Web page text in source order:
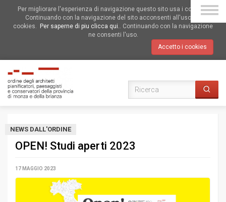
Per migliorare l'esperienza di navigazione questo sito usa i cookies.
Continuando con la navigazione del sito acconsenti all'uso dei
cookies.
Per saperne di piu clicca qui.. Continuando con la navigazione
ne consenti l'uso.
Accetto i cookies
NEWS DALL'ORDINE
OPEN! Studi aperti 2023
17 MAGGIO 2023